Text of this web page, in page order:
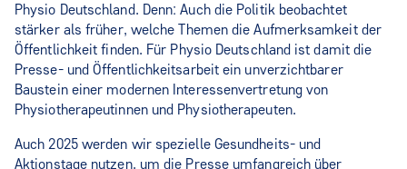
Physio Deutschland. Denn: Auch die Politik beobachtet
stärker als früher, welche Themen die Aufmerksamkeit der
Öffentlichkeit finden. Für Physio Deutschland ist damit die
Presse- und Öffentlichkeitsarbeit ein unverzichtbarer
Baustein einer modernen Interessenvertretung von
Physiotherapeutinnen und Physiotherapeuten.
Auch 2025 werden wir spezielle Gesundheits- und
Aktionstage nutzen, um die Presse umfangreich über